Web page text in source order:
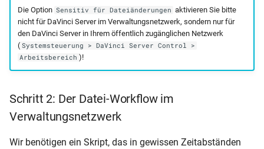
Die Option Sensitiv für Dateiänderungen aktivieren Sie bitte
nicht für DaVinci Server im Verwaltungsnetzwerk, sondern nur für
den DaVinci Server in Ihrem öffentlich zugänglichen Netzwerk
( Systemsteuerung > DaVinci Server Control >
Arbeitsbereich )!
Schritt 2: Der Datei-Workflow im
Verwaltungsnetzwerk
Wir benötigen ein Skript, das in gewissen Zeitabständen